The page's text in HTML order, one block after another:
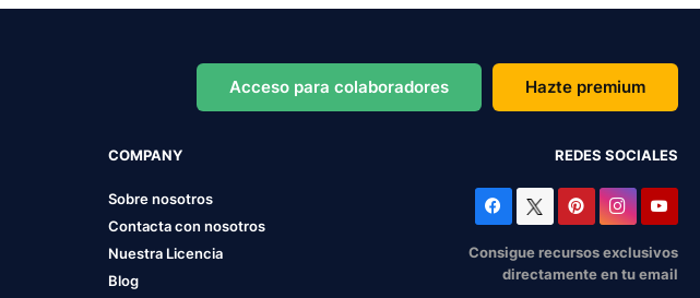
Acceso para colaboradores Hazte premium
COMPANY
Sobre nosotros
Contacta con nosotros
Nuestra Licencia
Blog
REDES SOCIALES
Consigue recursos exclusivos
directamente en tu email